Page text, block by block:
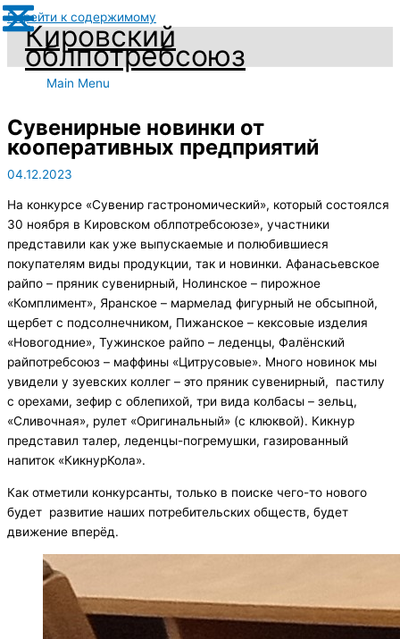
Перейти к содержимому
Кировский
облпотребсоюз
Main Menu
Сувенирные новинки от
кооперативных предприятий
04.12.2023
На конкурсе «Сувенир гастрономический», который состоялся
30 ноября в Кировском облпотребсоюзе», участники
представили как уже выпускаемые и полюбившиеся
покупателям виды продукции, так и новинки. Афанасьевское
райпо – пряник сувенирный, Нолинское – пирожное
«Комплимент», Яранское – мармелад фигурный не обсыпной,
щербет с подсолнечником, Пижанское – кексовые изделия
«Новогодние», Тужинское райпо – леденцы, Фалёнский
райпотребсоюз – маффины «Цитрусовые». Много новинок мы
увидели у зуевских коллег – это пряник сувенирный, пастилу
с орехами, зефир с облепихой, три вида колбасы – зельц,
«Сливочная», рулет «Оригинальный» (с клюквой). Кикнур
представил талер, леденцы-погремушки, газированный
напиток «КикнурКола».
Как отметили конкурсанты, только в поиске чего-то нового
будет развитие наших потребительских обществ, будет
движение вперёд.